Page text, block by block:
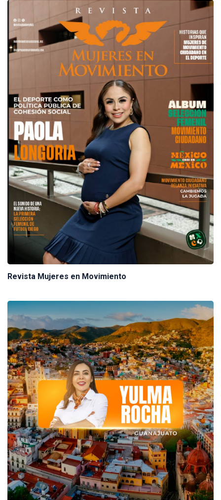
Revista Mujeres en Movimiento